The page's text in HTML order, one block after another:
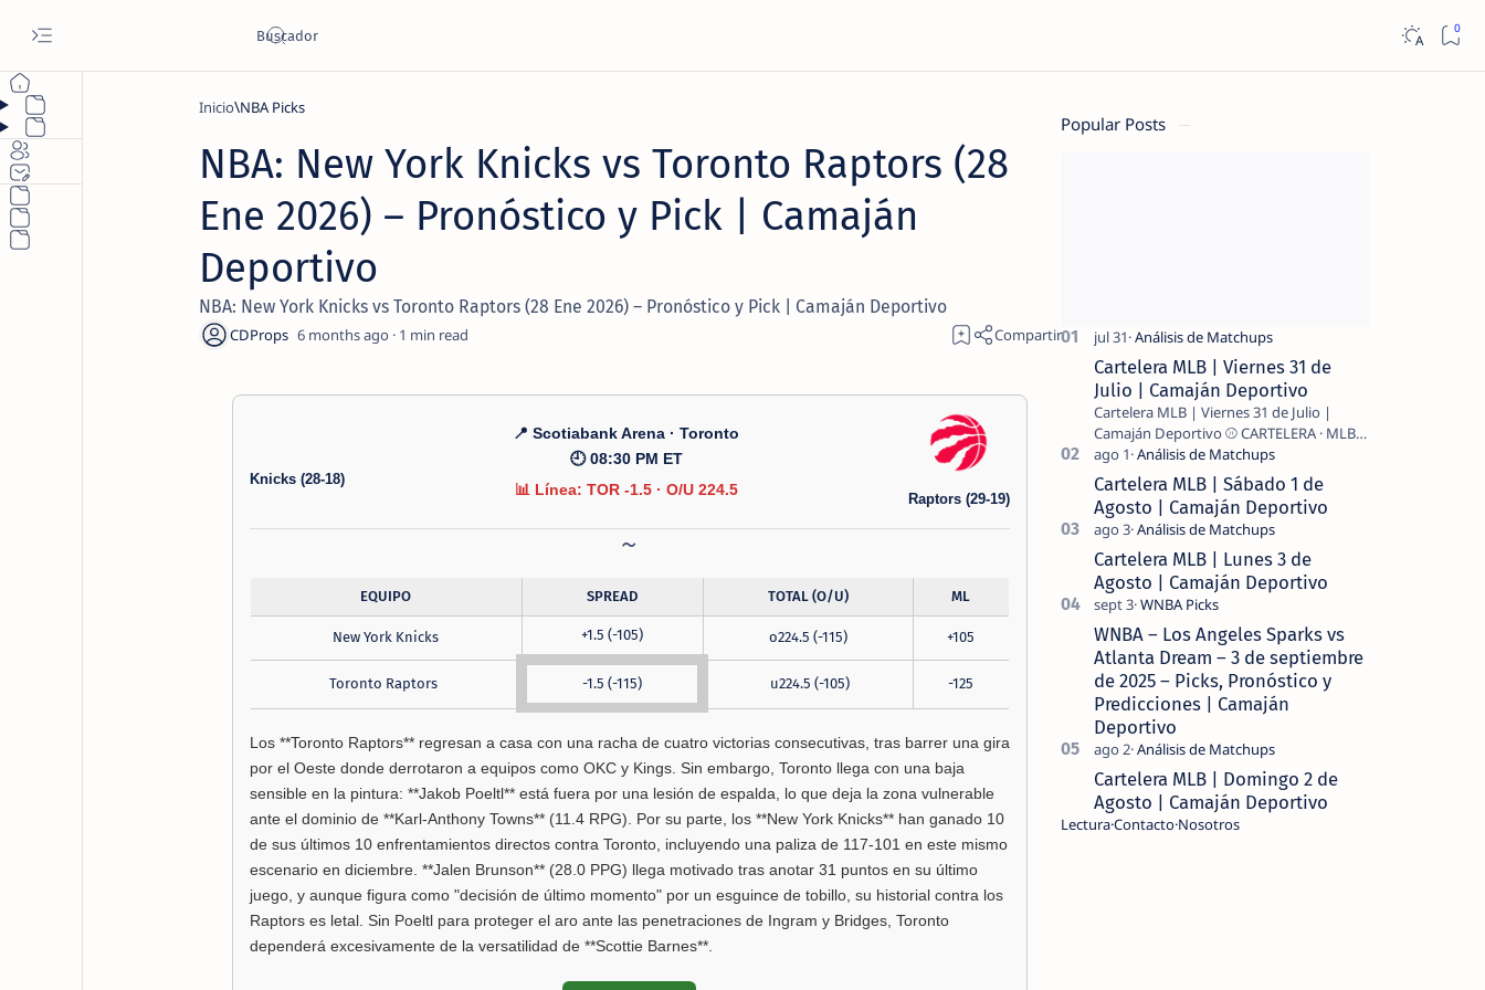
Inicio NBA Picks
NBA: New York Knicks vs Toronto Raptors (28
Ene 2026) – Pronóstico y Pick | Camaján
Deportivo
NBA: New York Knicks vs Toronto Raptors (28 Ene 2026) – Pronóstico y Pick | Camaján Deportivo
6 months ago 1
Knicks (28-18)
📍 Scotiabank Arena · Toronto
🕘 08:30 PM ET
📊 Línea: TOR -1.5 · O/U 224.5
Raptors (29-19)
EQUIPO SPREAD TOTAL (O/U) ML
New York Knicks +1.5 (-105) o224.5 (-115) +105
Toronto Raptors -1.5 (-115) u224.5 (-105) -125
Los **Toronto Raptors** regresan a casa con una racha de cuatro victorias consecutivas, tras barrer una gira
por el Oeste donde derrotaron a equipos como OKC y Kings. Sin embargo, Toronto llega con una baja
sensible en la pintura: **Jakob Poeltl** está fuera por una lesión de espalda, lo que deja la zona vulnerable
ante el dominio de **Karl-Anthony Towns** (11.4 RPG). Por su parte, los **New York Knicks** han ganado 10
de sus últimos 10 enfrentamientos directos contra Toronto, incluyendo una paliza de 117-101 en este mismo
escenario en diciembre. **Jalen Brunson** (28.0 PPG) llega motivado tras anotar 31 puntos en su último
juego, y aunque figura como "decisión de último momento" por un esguince de tobillo, su historial contra los
Raptors es letal. Sin Poeltl para proteger el aro ante las penetraciones de Ingram y Bridges, Toronto
dependerá excesivamente de la versatilidad de **Scottie Barnes**.
Popular Posts
Cartelera MLB | Viernes 31 de
Julio | Camaján Deportivo
Cartelera MLB | Viernes 31 de Julio |
Camaján Deportivo ⚾ CARTELERA · MLB
2026 ⚾ MI LECTURA DEL DÍA …
Cartelera MLB | Sábado 1 de
Agosto | Camaján Deportivo
Cartelera MLB | Lunes 3 de
Agosto | Camaján Deportivo
WNBA – Los Angeles Sparks vs
Atlanta Dream – 3 de septiembre
de 2025 – Picks, Pronóstico y
Predicciones | Camaján
Deportivo
Cartelera MLB | Domingo 2 de
Agosto | Camaján Deportivo
LecturaContactoNosotros